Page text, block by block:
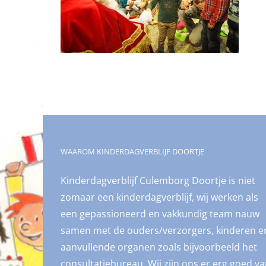
WAAROM KINDERDAGVERBLIJF DOORTJE
Kinderdagverblijf Culemborg Doortje is niet
zomaar een kinderdagverblijf, wij werken als
een gepassioneerd en vakkundig team nauw
samen met de ouders/verzorgers, kinderen
aanvullende organen zoals bijvoorbeeld het